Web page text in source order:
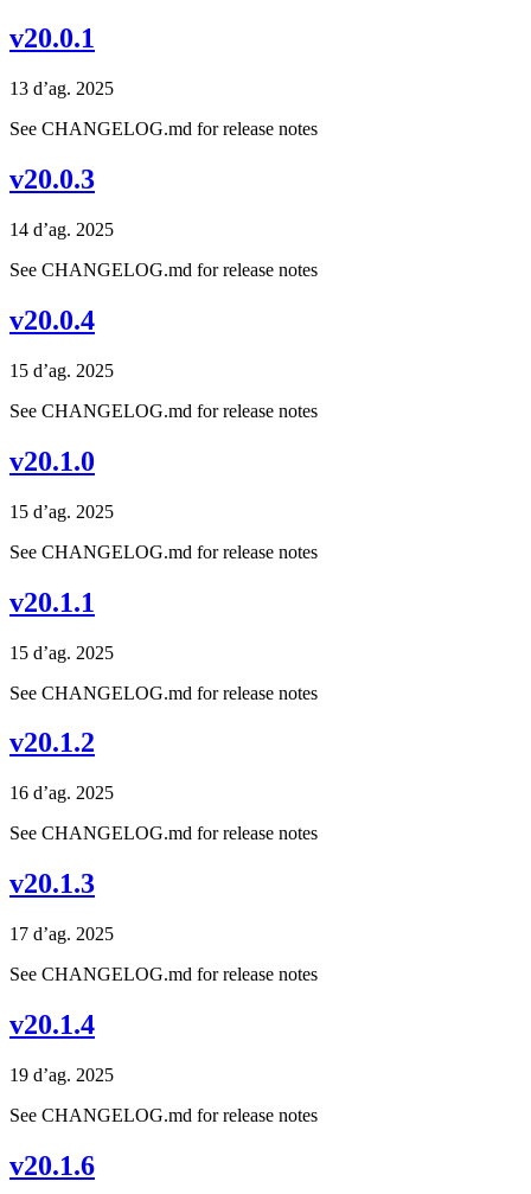
v20.0.1
13 d’ag. 2025
See CHANGELOG.md for release notes
v20.0.3
14 d’ag. 2025
See CHANGELOG.md for release notes
v20.0.4
15 d’ag. 2025
See CHANGELOG.md for release notes
v20.1.0
15 d’ag. 2025
See CHANGELOG.md for release notes
v20.1.1
15 d’ag. 2025
See CHANGELOG.md for release notes
v20.1.2
16 d’ag. 2025
See CHANGELOG.md for release notes
v20.1.3
17 d’ag. 2025
See CHANGELOG.md for release notes
v20.1.4
19 d’ag. 2025
See CHANGELOG.md for release notes
v20.1.6